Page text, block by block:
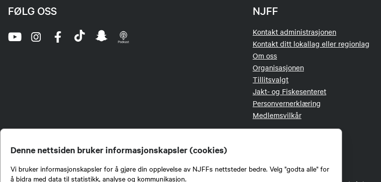
Denne nettsiden bruker informasjonskapsler (cookies)
Vi bruker informasjonskapsler for å gjøre din opplevelse av NJFFs nettsteder bedre. Velg "godta alle" for
å bidra med data til statistikk, analyse og kommunikasjon.
NJFF
Kontakt administrasjonen
Kontakt ditt lokallag eller regionlag
Om oss
Organisasjonen
Tillitsvalgt
Jakt- og Fiskesenteret
Personvernerklæring
Medlemsvilkår
FØLG OSS